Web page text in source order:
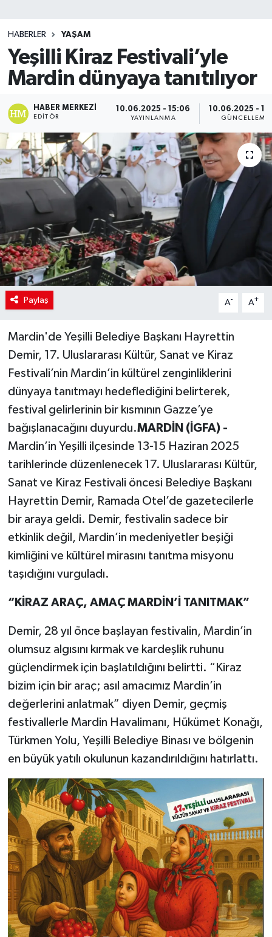
HABERLER YAŞAM
Yeşilli Kiraz Festivali’yle
Mardin dünyaya tanıtılıyor
HABER MERKEZI
EDITÖR
10.06.2025 - 15:06
YAYINLANMA
10.06.2025 -
GÜNCELLEME
Paylaş A- A+
Mardin'de Yeşilli Belediye Başkanı Hayrettin
Demir, 17. Uluslararası Kültür, Sanat ve Kiraz
Festivali’nin Mardin’in kültürel zenginliklerini
dünyaya tanıtmayı hedeflediğini belirterek,
festival gelirlerinin bir kısmının Gazze’ye
bağışlanacağını duyurdu.MARDİN (İGFA) -
Mardin’in Yeşilli ilçesinde 13-15 Haziran 2025
tarihlerinde düzenlenecek 17. Uluslararası Kültür,
Sanat ve Kiraz Festivali öncesi Belediye Başkanı
Hayrettin Demir, Ramada Otel’de gazetecilerle
bir araya geldi. Demir, festivalin sadece bir
etkinlik değil, Mardin’in medeniyetler beşiği
kimliğini ve kültürel mirasını tanıtma misyonu
taşıdığını vurguladı.
“KİRAZ ARAÇ, AMAÇ MARDİN’İ TANITMAK”
Demir, 28 yıl önce başlayan festivalin, Mardin’in
olumsuz algısını kırmak ve kardeşlik ruhunu
güçlendirmek için başlatıldığını belirtti. “Kiraz
bizim için bir araç; asıl amacımız Mardin’in
değerlerini anlatmak” diyen Demir, geçmiş
festivallerle Mardin Havalimanı, Hükümet Konağı,
Türkmen Yolu, Yeşilli Belediye Binası ve bölgenin
en büyük yatılı okulunun kazandırıldığını hatırlattı.
Teknoloji
TRABZON
TRABZONSPOR
Yaşam